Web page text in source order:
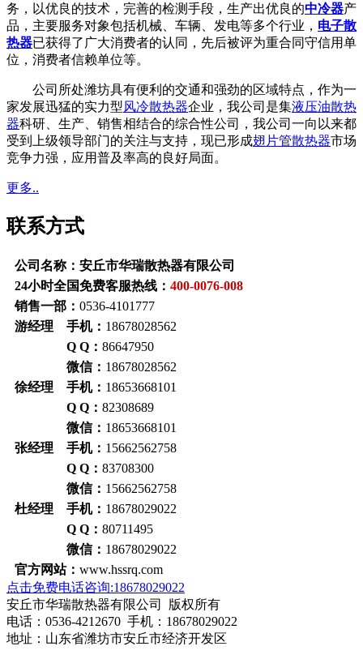
务，以优良的技术，完善的检测手段，生产出优良的中冷器产
品，主要服务对象包括机械、车辆、发电等多个行业， 电子散
热器已获得了广大消费者的认同，先后被评为重合同守信用单
位，消费者信赖单位等。
公司所处潍坊具有便利的交通和强劲的区域特点，作为一
家发展迅猛的实力型风冷散热器企业，我公司是集液压油散热
器科研、生产、销售相结合的综合性公司，我公司一向以来都
受到上级领导部门的关注与支持，现已形成翅片管散热器市场
竞争力强，应用普及率高的良好局面。
更多..
联系方式
公司名称：安丘市华瑞散热器有限公司
24小时全国免费客服热线： 400-0076-008
销售一部： 0536-4101777
游经理 手机： 18678028562
Q Q： 86647950
微信： 18678028562
徐经理 手机： 18653668101
Q Q： 82308689
微信： 18653668101
张经理 手机： 15662562758
Q Q： 83708300
微信： 15662562758
杜经理 手机： 18678029022
Q Q： 80711495
微信： 18678029022
官方网站： www.hssrq.com
点击免费电话咨询:18678029022
安丘市华瑞散热器有限公司 版权所有
电话：0536-4212670 手机：18678029022
地址：山东省潍坊市安丘市经济开发区